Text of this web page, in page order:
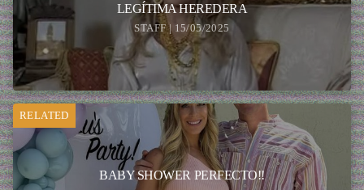
LEGÍTIMA HEREDERA
STAFF | 15/05/2025
RELATED
BABY SHOWER PERFECTO!!